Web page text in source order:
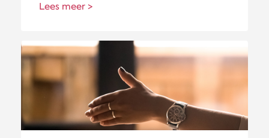
Lees meer >